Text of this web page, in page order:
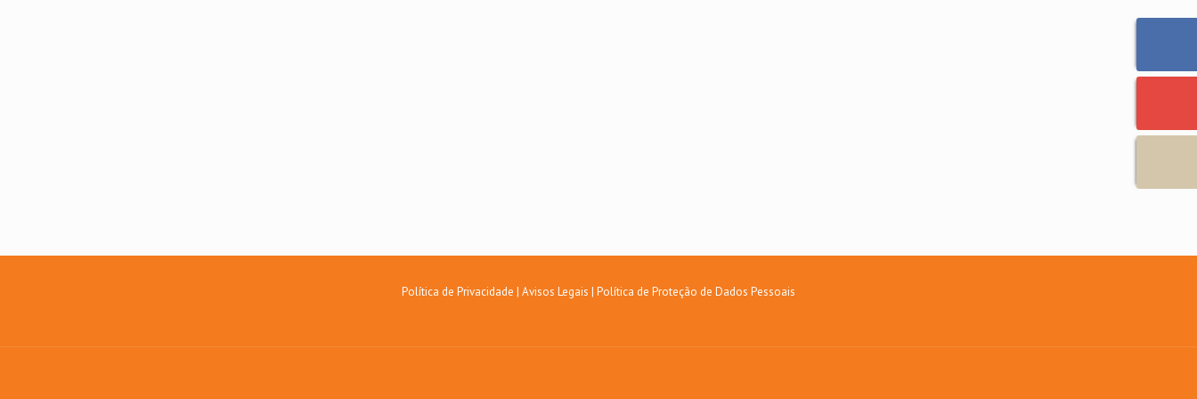
Política de Privacidade | Avisos Legais | Política de Proteção de Dados Pessoais